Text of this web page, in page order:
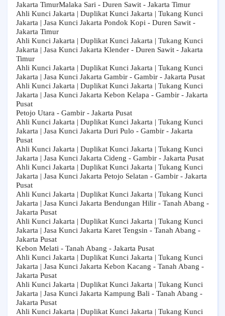
Jakarta TimurMalaka Sari - Duren Sawit - Jakarta Timur
Ahli Kunci Jakarta | Duplikat Kunci Jakarta | Tukang Kunci
Jakarta | Jasa Kunci Jakarta Pondok Kopi - Duren Sawit -
Jakarta Timur
Ahli Kunci Jakarta | Duplikat Kunci Jakarta | Tukang Kunci
Jakarta | Jasa Kunci Jakarta Klender - Duren Sawit - Jakarta
Timur
Ahli Kunci Jakarta | Duplikat Kunci Jakarta | Tukang Kunci
Jakarta | Jasa Kunci Jakarta Gambir - Gambir - Jakarta Pusat
Ahli Kunci Jakarta | Duplikat Kunci Jakarta | Tukang Kunci
Jakarta | Jasa Kunci Jakarta Kebon Kelapa - Gambir - Jakarta
Pusat
Petojo Utara - Gambir - Jakarta Pusat
Ahli Kunci Jakarta | Duplikat Kunci Jakarta | Tukang Kunci
Jakarta | Jasa Kunci Jakarta Duri Pulo - Gambir - Jakarta
Pusat
Ahli Kunci Jakarta | Duplikat Kunci Jakarta | Tukang Kunci
Jakarta | Jasa Kunci Jakarta Cideng - Gambir - Jakarta Pusat
Ahli Kunci Jakarta | Duplikat Kunci Jakarta | Tukang Kunci
Jakarta | Jasa Kunci Jakarta Petojo Selatan - Gambir - Jakarta
Pusat
Ahli Kunci Jakarta | Duplikat Kunci Jakarta | Tukang Kunci
Jakarta | Jasa Kunci Jakarta Bendungan Hilir - Tanah Abang -
Jakarta Pusat
Ahli Kunci Jakarta | Duplikat Kunci Jakarta | Tukang Kunci
Jakarta | Jasa Kunci Jakarta Karet Tengsin - Tanah Abang -
Jakarta Pusat
Kebon Melati - Tanah Abang - Jakarta Pusat
Ahli Kunci Jakarta | Duplikat Kunci Jakarta | Tukang Kunci
Jakarta | Jasa Kunci Jakarta Kebon Kacang - Tanah Abang -
Jakarta Pusat
Ahli Kunci Jakarta | Duplikat Kunci Jakarta | Tukang Kunci
Jakarta | Jasa Kunci Jakarta Kampung Bali - Tanah Abang -
Jakarta Pusat
Ahli Kunci Jakarta | Duplikat Kunci Jakarta | Tukang Kunci